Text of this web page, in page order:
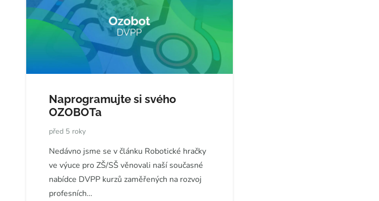
Naprogramujte si svého
OZOBOTa
před 5 roky
Nedávno jsme se v článku Robotické hračky
ve výuce pro ZŠ/SŠ věnovali naší současné
nabídce DVPP kurzů zaměřených na rozvoj
profesních…